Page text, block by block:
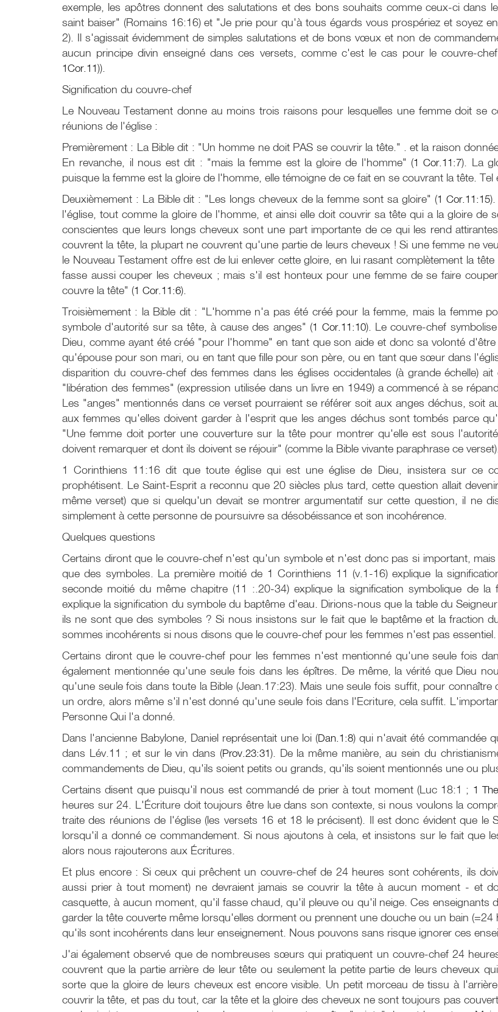
exemple, les apôtres donnent des salutations et des bons souhaits comme ceux-ci dans
saint baiser" (Romains 16:16) et "Je prie pour qu'à tous égards vous prospériez et soyez
2). Il s'agissait évidemment de simples salutations et de bons vœux et non de
aucun principe divin enseigné dans ces versets, comme c'est le cas pour le couvre-
1Cor.11)).
Signification du couvre-chef
Le Nouveau Testament donne au moins trois raisons pour lesquelles une femme doit se
réunions de l'église :
Premièrement : La Bible dit : "Un homme ne doit PAS se couvrir la tête." . et la raison
En revanche, il nous est dit : "mais la femme est la gloire de l'homme" (1 Cor.11:7). La
puisque la femme est la gloire de l'homme, elle témoigne de ce fait en se couvrant la tête. Tel
Deuxièmement : La Bible dit : "Les longs cheveux de la femme sont sa gloire" (1 Cor.11:15
l'église, tout comme la gloire de l'homme, et ainsi elle doit couvrir sa tête qui a la gloire de
conscientes que leurs longs cheveux sont une part importante de ce qui les rend
couvrent la tête, la plupart ne couvrent qu'une partie de leurs cheveux ! Si une femme ne
le Nouveau Testament offre est de lui enlever cette gloire, en lui rasant complètement la
fasse aussi couper les cheveux ; mais s'il est honteux pour une femme de se faire
couvre la tête" (1 Cor.11:6).
Troisièmement : la Bible dit : "L'homme n'a pas été créé pour la femme, mais la femme
symbole d'autorité sur sa tête, à cause des anges" (1 Cor.11:10). Le couvre-chef
Dieu, comme ayant été créé "pour l'homme" en tant que son aide et donc sa volonté
qu'épouse pour son mari, ou en tant que fille pour son père, ou en tant que sœur dans
disparition du couvre-chef des femmes dans les églises occidentales (à grande échelle)
"libération des femmes" (expression utilisée dans un livre en 1949) a commencé à se
Les "anges" mentionnés dans ce verset pourraient se référer soit aux anges déchus, soit
aux femmes qu'elles doivent garder à l'esprit que les anges déchus sont tombés parce
"Une femme doit porter une couverture sur la tête pour montrer qu'elle est sous
doivent remarquer et dont ils doivent se réjouir" (comme la Bible vivante paraphrase ce verset).
1 Corinthiens 11:16 dit que toute église qui est une église de Dieu, insistera sur ce
prophétisent. Le Saint-Esprit a reconnu que 20 siècles plus tard, cette question allait
même verset) que si quelqu'un devait se montrer argumentatif sur cette question, il ne
simplement à cette personne de poursuivre sa désobéissance et son incohérence.
Quelques questions
Certains diront que le couvre-chef n'est qu'un symbole et n'est donc pas si important,
que des symboles. La première moitié de 1 Corinthiens 11 (v.1-16) explique la
seconde moitié du même chapitre (11 :.20-34) explique la signification symbolique de
explique la signification du symbole du baptême d'eau. Dirions-nous que la table du
ils ne sont que des symboles ? Si nous insistons sur le fait que le baptême et la fraction
sommes incohérents si nous disons que le couvre-chef pour les femmes n'est pas essentiel.
Certains diront que le couvre-chef pour les femmes n'est mentionné qu'une seule fois
également mentionnée qu'une seule fois dans les épîtres. De même, la vérité que Dieu
qu'une seule fois dans toute la Bible (Jean.17:23). Mais une seule fois suffit, pour
un ordre, alors même s'il n'est donné qu'une seule fois dans l'Ecriture, cela suffit.
Personne Qui l'a donné.
Dans l'ancienne Babylone, Daniel représentait une loi (Dan.1:8) qui n'avait été commandée
dans Lév.11 ; et sur le vin dans (Prov.23:31). De la même manière, au sein du
commandements de Dieu, qu'ils soient petits ou grands, qu'ils soient mentionnés une ou
Certains disent que puisqu'il nous est commandé de prier à tout moment (Luc 18:1 ; 1
heures sur 24. L'Écriture doit toujours être lue dans son contexte, si nous voulons la
traite des réunions de l'église (les versets 16 et 18 le précisent). Il est donc évident que le
lorsqu'il a donné ce commandement. Si nous ajoutons à cela, et insistons sur le fait que
alors nous rajouterons aux Écritures.
Et plus encore : Si ceux qui prêchent un couvre-chef de 24 heures sont cohérents, ils
aussi prier à tout moment) ne devraient jamais se couvrir la tête à aucun moment - et
casquette, à aucun moment, qu'il fasse chaud, qu'il pleuve ou qu'il neige. Ces enseignants
garder la tête couverte même lorsqu'elles dorment ou prennent une douche ou un bain
qu'ils sont incohérents dans leur enseignement. Nous pouvons sans risque ignorer ces
J'ai également observé que de nombreuses sœurs qui pratiquent un couvre-chef 24
couvrent que la partie arrière de leur tête ou seulement la petite partie de leurs cheveux
sorte que la gloire de leurs cheveux est encore visible. Un petit morceau de tissu à
couvrir la tête, et pas du tout, car la tête et la gloire des cheveux ne sont toujours pas